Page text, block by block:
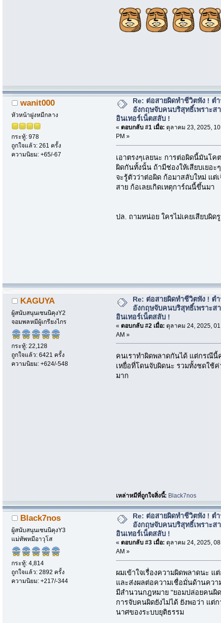
wanit000
หัวหน้าฝูงหมีกลาง
กระทู้: 978
ถูกใจแล้ว: 261 ครั้ง
ความนิยม: +65/-67
Re: ต่อสายผิดทำชีวิตพัง ! ตำ
อังกฤษจับคนบริสุทธิ์เพราะส
อินเทอร์เน็ตสลับ !
« ตอบกลับ #1 เมื่อ: ตุลาคม 23, 2025,
PM »
เอาตรงๆเลยนะ การต่อผิดนี้มันโค
ผิดกันทั้งนั้น ถ้ามีช่องให้เสียบเยอ
จะรู้ตัวว่าต่อผิด ก้อมาสลับใหม่ แต่
สาย ก้อเลยเกิดเหตุการ์ณนี้ขึ้นมา
ปล. ถามหน่อย ใครไม่เคยเสียบผิด
KAGUYA
ผู้สนับสนุนเซนนิคุงY2
จอมพลหมีผู้เกรียงไกร
กระทู้: 22,128
ถูกใจแล้ว: 6421 ครั้ง
ความนิยม: +624/-548
Re: ต่อสายผิดทำชีวิตพัง ! ตำ
อังกฤษจับคนบริสุทธิ์เพราะส
อินเทอร์เน็ตสลับ !
« ตอบกลับ #2 เมื่อ: ตุลาคม 24, 2025,
AM »
คนเราทำผิดพลาดกันได้ แต่กรณีนี้
เหยื่อที่โดนจับผิดนะ รวมทั้งชดใช้
มาก
เหล่าหมีที่ถูกใจสิ่งนี้: Black7nos
Black7nos
ผู้สนับสนุนเซนนิคุงY3
แม่ทัพหมีอาวุโส
กระทู้: 4,814
ถูกใจแล้ว: 2892 ครั้ง
ความนิยม: +217/-344
Re: ต่อสายผิดทำชีวิตพัง ! ตำ
อังกฤษจับคนบริสุทธิ์เพราะส
อินเทอร์เน็ตสลับ !
« ตอบกลับ #3 เมื่อ: ตุลาคม 24, 2025,
AM »
ผมเข้าใจเรื่องความผิดพลาดนะ
และส่งผลต่อความเชื่อมั่นด้านควา
มีสำนวนกฎหมาย "ยอมปล่อยคนผิ
การจับคนผิดยังไม่ได้ ยังพอว่า แต่
นาศของระบบยุติธรรม